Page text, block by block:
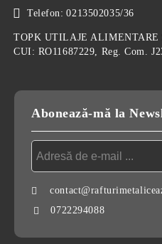
Telefon: 0213502035/36
TOPK UTILAJE ALIMENTARE
CUI: RO11687229, Reg. Com.
Abonează-mă la
0722294088